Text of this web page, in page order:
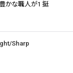
かな職人が1 挺
Sharp